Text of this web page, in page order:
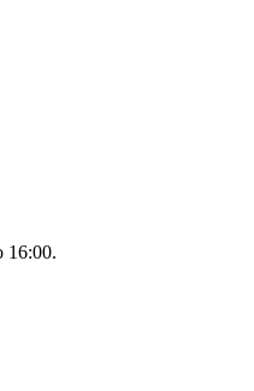
16:00.